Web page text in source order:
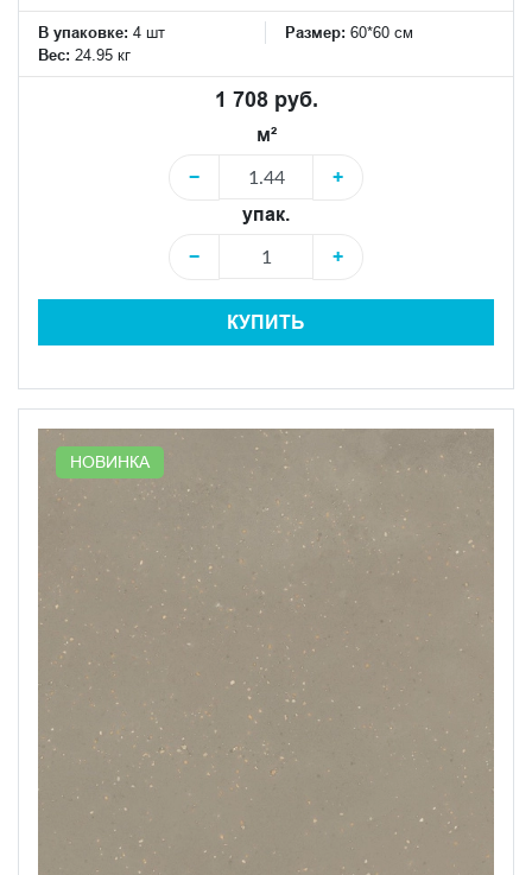
В упаковке: 4 шт Размер: 60*60 см
Вес: 24.95 кг
1 708 руб.
м²
−
+
упак.
−
+
КУПИТЬ
НОВИНКА